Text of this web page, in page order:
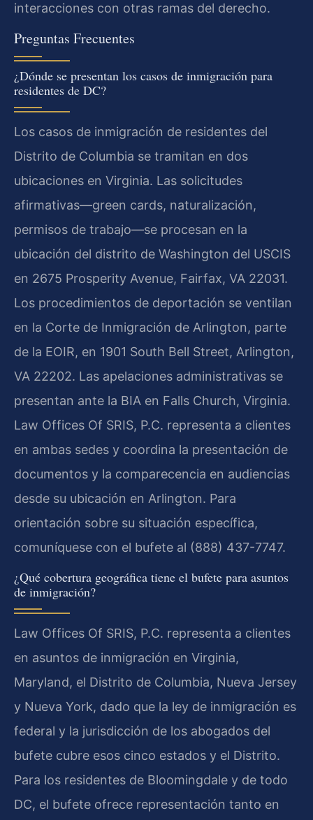
interacciones con otras ramas del derecho.
Preguntas Frecuentes
¿Dónde se presentan los casos de inmigración para
residentes de DC?
Los casos de inmigración de residentes del
Distrito de Columbia se tramitan en dos
ubicaciones en Virginia. Las solicitudes
afirmativas—green cards, naturalización,
permisos de trabajo—se procesan en la
ubicación del distrito de Washington del USCIS
en 2675 Prosperity Avenue, Fairfax, VA 22031.
Los procedimientos de deportación se ventilan
en la Corte de Inmigración de Arlington, parte
de la EOIR, en 1901 South Bell Street, Arlington,
VA 22202. Las apelaciones administrativas se
presentan ante la BIA en Falls Church, Virginia.
Law Offices Of SRIS, P.C. representa a clientes
en ambas sedes y coordina la presentación de
documentos y la comparecencia en audiencias
desde su ubicación en Arlington. Para
orientación sobre su situación específica,
comuníquese con el bufete al (888) 437-7747.
¿Qué cobertura geográfica tiene el bufete para asuntos
de inmigración?
Law Offices Of SRIS, P.C. representa a clientes
en asuntos de inmigración en Virginia,
Maryland, el Distrito de Columbia, Nueva Jersey
y Nueva York, dado que la ley de inmigración es
federal y la jurisdicción de los abogados del
bufete cubre esos cinco estados y el Distrito.
Para los residentes de Bloomingdale y de todo
DC, el bufete ofrece representación tanto en